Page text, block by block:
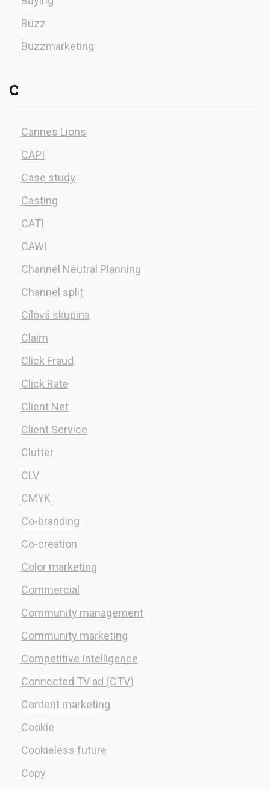
Buzz
Buzzmarketing
C
Cannes Lions
CAPI
Case study
Casting
CATI
CAWI
Channel Neutral Planning
Channel split
Cílová skupina
Claim
Click Fraud
Click Rate
Client Net
Client Service
Clutter
CLV
CMYK
Co-branding
Co-creation
Color marketing
Commercial
Community management
Community marketing
Competitive Intelligence
Connected TV ad (CTV)
Content marketing
Cookie
Cookieless future
Copy